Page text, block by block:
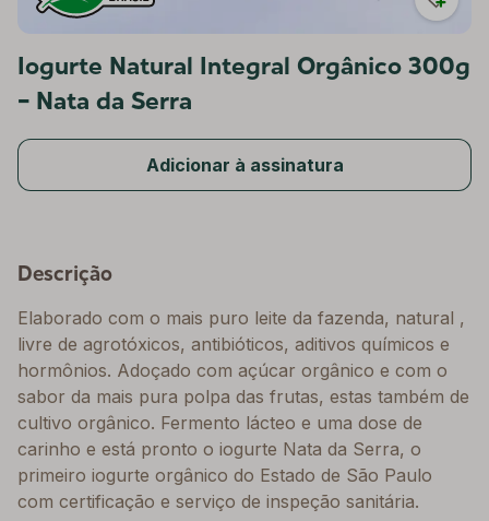
Iogurte Natural Integral Orgânico 300g
- Nata da Serra
Adicionar à assinatura
Descrição
Elaborado com o mais puro leite da fazenda, natural ,
livre de agrotóxicos, antibióticos, aditivos químicos e
hormônios. Adoçado com açúcar orgânico e com o
sabor da mais pura polpa das frutas, estas também de
cultivo orgânico. Fermento lácteo e uma dose de
carinho e está pronto o iogurte Nata da Serra, o
primeiro iogurte orgânico do Estado de São Paulo
com certificação e serviço de inspeção sanitária.